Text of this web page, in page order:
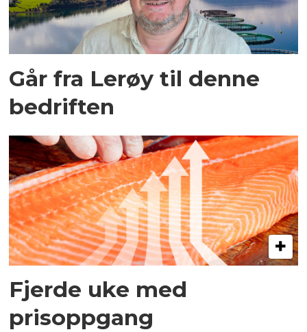
Går fra Lerøy til denne
bedriften
Fjerde uke med
prisoppgang